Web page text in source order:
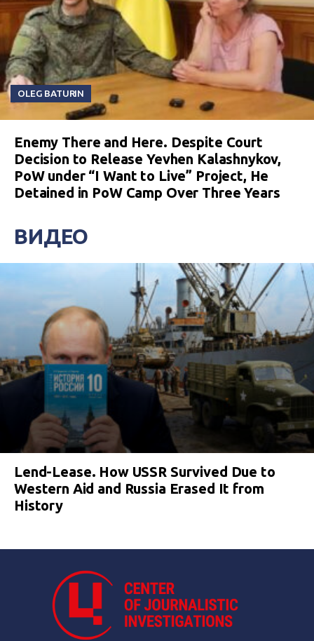
OLEG BATURIN
Enemy There and Here. Despite Court
Decision to Release Yevhen Kalashnykov,
PoW under “I Want to Live” Project, He
Detained in PoW Camp Over Three Years
ВИДЕО
Lend-Lease. How USSR Survived Due to
Western Aid and Russia Erased It from
History